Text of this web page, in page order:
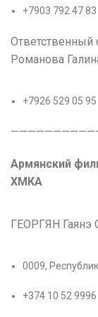
+7903 792 47 83
Ответственный
Романова
+7926 529 05 95
Армянский
ХМКА
ГЕОРГЯН Гаянэ
0009,
+374 10 52 9996